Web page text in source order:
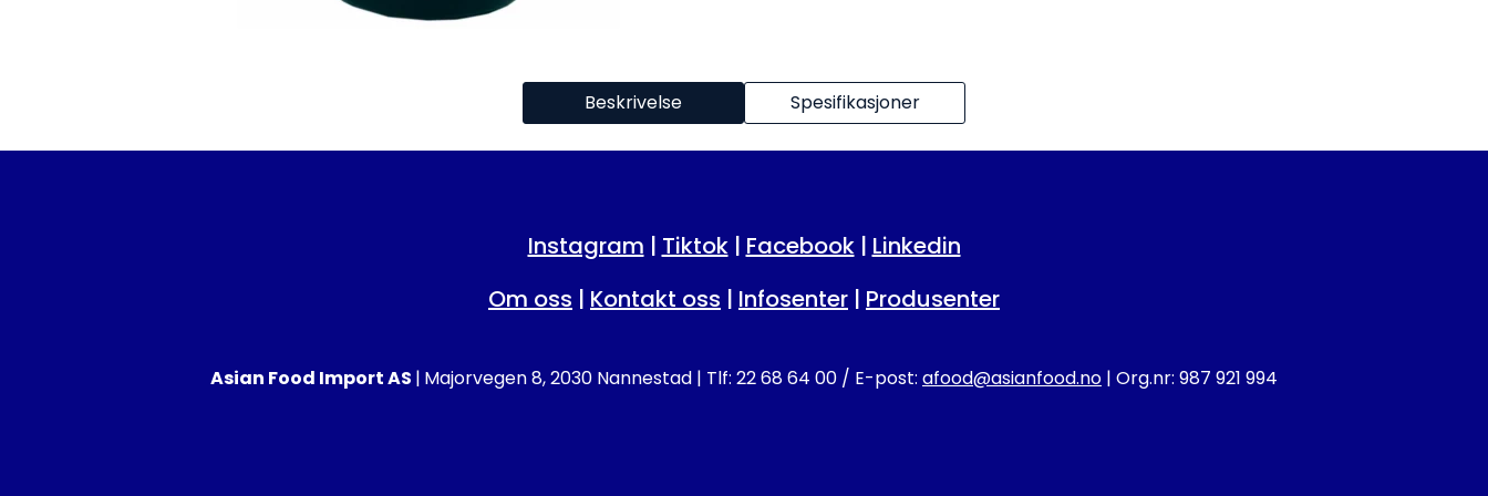
Beskrivelse Spesifikasjoner
Instagram | Tiktok| Facebook| Linkedin
Om oss | Kontakt oss | Infosenter | Produsenter
Asian Food Import AS | Majorvegen 8, 2030 Nannestad | Tlf: 22 68 64 00 / E-post: afood@asianfood.no | Org.nr: 987 921 994